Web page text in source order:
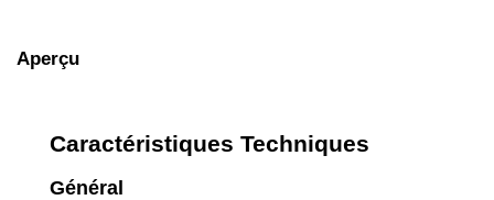
Aperçu
Caractéristiques Techniques
Général